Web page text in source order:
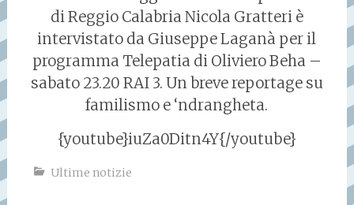
di Reggio Calabria Nicola Gratteri è
intervistato da Giuseppe Laganà per il
programma Telepatia di Oliviero Beha –
sabato 23.20 RAI 3. Un breve reportage su
familismo e ‘ndrangheta.
{youtube}iuZa0Ditn4Y{/youtube}
Ultime notizie